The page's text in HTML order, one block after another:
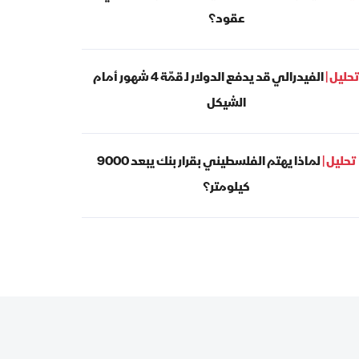
عقود؟
تحليل |
الفيدرالي قد يدفع الدولار لـ قمّة 4 شهور أمام
الشيكل
تحليل |
لماذا يهتم الفلسطيني بقرار بنك يبعد 9000
كيلومتر؟